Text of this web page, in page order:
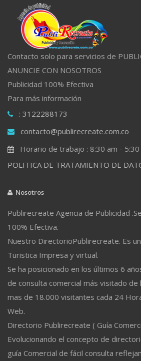
Contacto solo para servicios de
ANUNCIE CON NOSOTROS
Publicidad 100% Efectiva
Para más información
: 3122288173
contacto@publirecreate.com.co
Horario de trabajo : 8:30 am - 5:30
POLITICA DE TRATAMIENTO DE
Nosotros
Publirecreate Agencia de Publicidad
100% Efectiva.
Nuestro DirectorioPublirecreate. Es
Turistica Impresa y virtual.
Se ha posicionado en los últimos 6
de consulta comercial más visitado
mas de 18.000 visitantes cada 24
Web.
Directorio Publirecreate ( Guía
Evolucionando el concepto de
guía Comercial de fácil consulta